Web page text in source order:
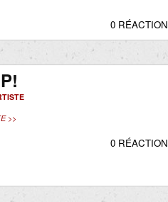
0 RÉACTION
>>
0 RÉACTION